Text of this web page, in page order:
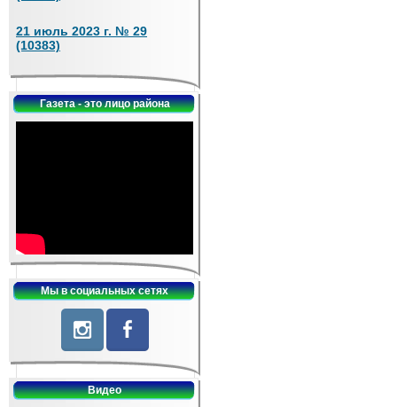
21 июль 2023 г. № 29
(10383)
Газета - это лицо района
Мы в социальных сетях
Видео